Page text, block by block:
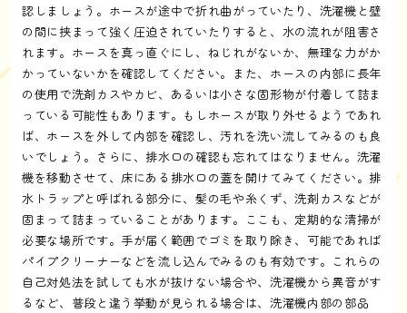
認しましょう。ホースが途中で折れ曲がっていたり、洗濯機と壁
の間に挟まって強く圧迫されていたりすると、水の流れが阻害さ
れます。ホースを真っ直ぐにし、ねじれがないか、無理な力がか
かっていないかを確認してください。また、ホースの内部に長年
の使用で洗剤カスやカビ、あるいは小さな固形物が付着して詰ま
っている可能性もあります。もしホースが取り外せるようであれ
ば、ホースを外して内部を確認し、汚れを洗い流してみるのも良
いでしょう。さらに、排水口の確認も忘れてはなりません。洗濯
機を移動させて、床にある排水口の蓋を開けてみてください。排
水トラップと呼ばれる部分に、髪の毛や糸くず、洗剤カスなどが
固まって詰まっていることがあります。ここも、定期的な清掃が
必要な場所です。手が届く範囲でゴミを取り除き、可能であれば
パイプクリーナーなどを流し込んでみるのも有効です。これらの
自己対処法を試しても水が抜けない場合や、洗濯機から異音がす
るなど、普段と違う挙動が見られる場合は、洗濯機内部の部品